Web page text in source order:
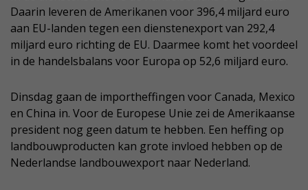
Daarin leveren de Amerikanen voor 396,4 miljard euro
aan EU-landen tegen een dienstenexport van 292,4
miljard euro richting de EU. Daarmee komt het voordeel
in de handelsbalans voor Europa op 52,6 miljard euro.
Dinsdag gaan de importheffingen voor Canada, Mexico
en China in. Voor de Europese Unie zei de Amerikaanse
president nog geen datum te hebben. Een heffing op
landbouwproducten kan grote invloed hebben op de
Nederlandse landbouwexport naar Nederland.